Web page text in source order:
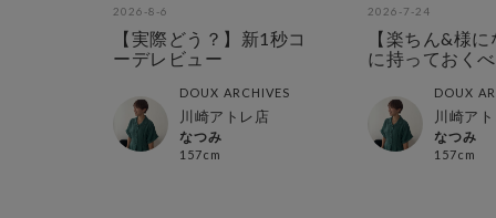
2026-8-6
【実際どう？】新1秒コ
ーデレビュー
DOUX ARCHIVES
川崎アトレ店
なつみ
157cm
2026-7-24
【楽ちん&様
に持っておく
DOUX
川崎ア
なつみ
157cm